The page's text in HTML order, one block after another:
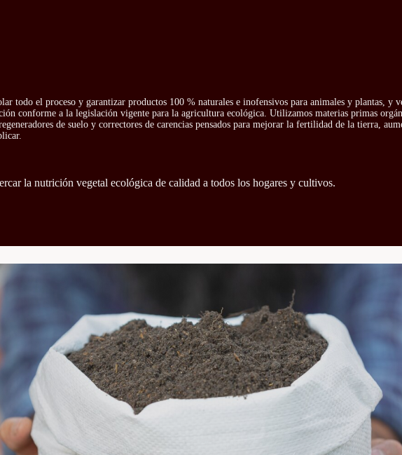
todo el proceso y garantizar productos 100 % naturales e inofensivos para animales y plantas, y
conforme a la legislación vigente para la agricultura ecológica. Utilizamos materias primas
de suelo y correctores de carencias pensados para mejorar la fertilidad de la tierra,
la nutrición vegetal ecológica de calidad a todos los hogares y cultivos.